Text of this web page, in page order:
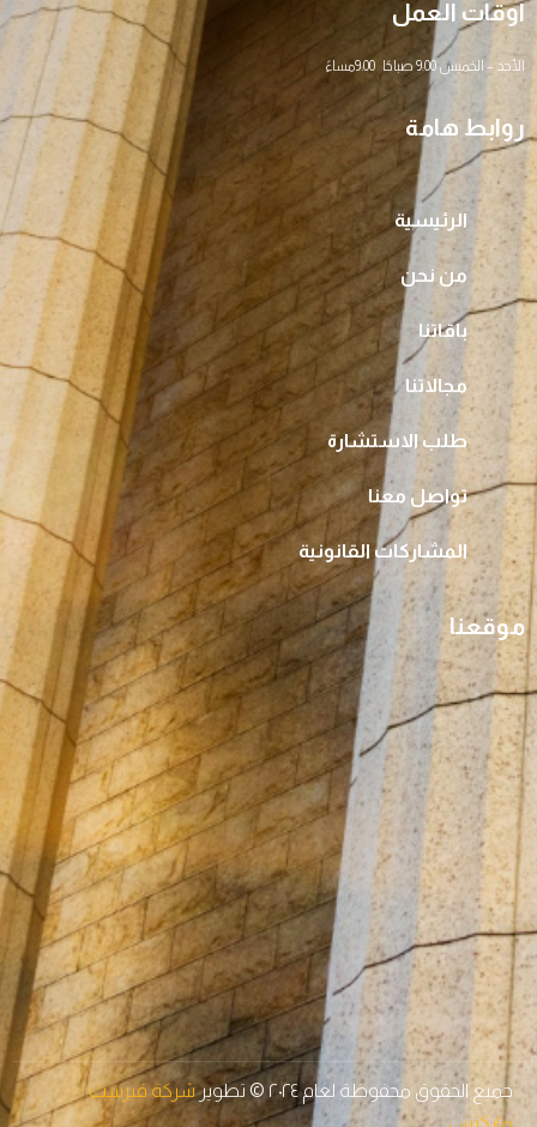
اوقات العمل
الأحد – الخميس 9:00 صباحًا 9:00مساءً
روابط هامة
الرئيسية
من نحن
باقاتنا
مجالاتنا
طلب الاستشارة
تواصل معنا
المشاركات القانونية
موقعنا
جميع الحقوق محفوظة لعام ٢٠٢٤ © تطوير
شركة فيرست